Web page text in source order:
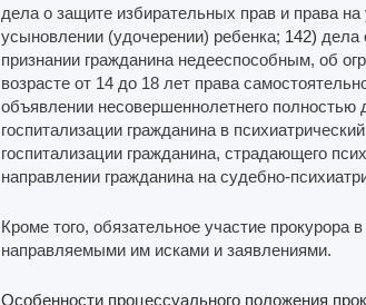
дела о защите избирательных прав и права
усыновлении (удочерении) ребенка; 142) дела
признании гражданина недееспособным, об
возрасте от 14 до 18 лет права
объявлении несовершеннолетнего полностью
госпитализации гражданина в
госпитализации гражданина, страдающего
направлении гражданина на судебно-
Кроме того, обязательное участие прокурора
направляемыми им исками и заявлениями.
Особенности процессуального положения